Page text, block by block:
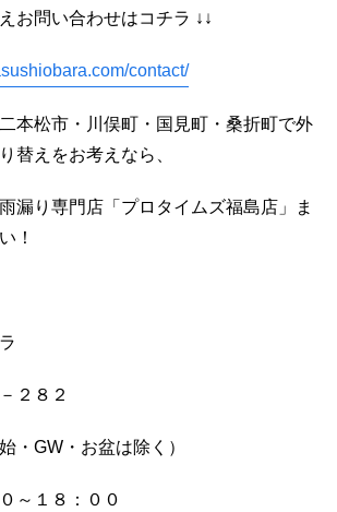
お問い合わせはコチラ ↓↓
contact/
本松市・川俣町・国見町・桑折町で外
替えをお考えなら、
漏り専門店「プロタイムズ福島店」ま
！
２８２
・GW・お盆は除く）
～１８：００